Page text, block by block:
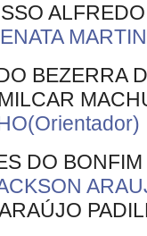
BEZERRA
DO BONFIM